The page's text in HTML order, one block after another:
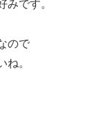
みです。
ので
ね。